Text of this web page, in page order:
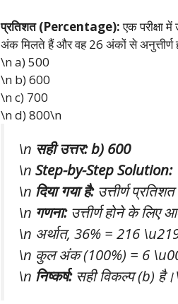
प्रतिशत (Percentage):एक परीक्षा
अंक मिलते हैं और वह 26 अंकों से अनुत्तीर्ण
\n a) 500
\n b) 600
\n c) 700
\n d) 800\n
\n सही उत्तर: b) 600
\n Step-by-Step Solution:
\n दिया गया है:उत्तीर्ण
\n गणना:उत्तीर्ण होने के
\n अर्थात, 36% = 216
\n कुल अंक (100%) = 6
\n निष्कर्ष:सही विकल्प (b)